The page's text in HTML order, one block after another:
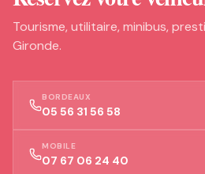
Tourisme, utilitaire, minibus,
Gironde.
BORDEAUX
05 56 31 56 58
MOBILE
07 67 06 24 40